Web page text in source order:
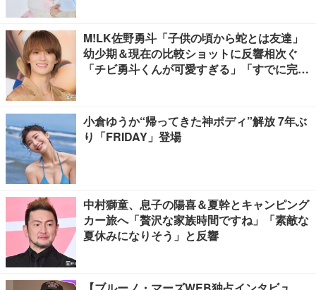
M!LK佐野勇斗「子供の頃から蛇とは友達」
幼少期＆現在の比較ショットに反響相次ぐ
「チビ勇斗くんが可愛すぎる」「すでに完成
小倉ゆうか“帰ってきた神ボディ”解放 7年ぶ
り「FRIDAY」登場
中村獅童、息子の陽喜＆夏幹とキャンピング
カー旅へ「贅沢な家族時間ですね」「素敵な
夏休みになりそう」と反響